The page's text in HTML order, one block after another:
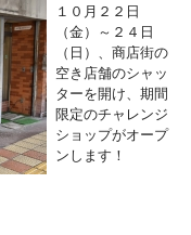
１０月２２日
（金）～２４日
（日）、商店街の
空き店舗のシャッ
ターを開け、期間
限定のチャレンジ
ショップがオープ
ンします！